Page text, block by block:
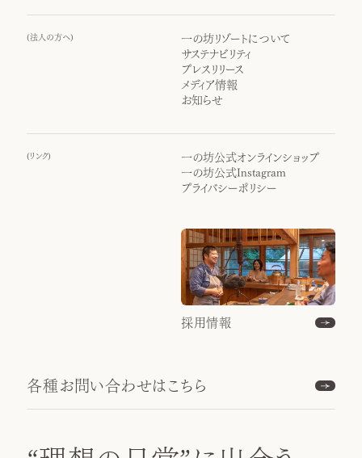
(法人の方へ)
一の坊リゾートについて
サステナビリティ
プレスリリース
メディア情報
お知らせ
( リンク)
一の坊公式オンラインショップ
一の坊公式Instagram
プライバシーポリシー
採用情報
各種お問い合わせはこちら